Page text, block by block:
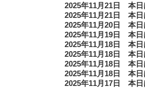
2025年11月21日 本日
2025年11月21日 本日
2025年11月20日 本日
2025年11月19日 本日
2025年11月18日 本日
2025年11月18日 本日
2025年11月18日 本日
2025年11月18日 本日
2025年11月17日 本日